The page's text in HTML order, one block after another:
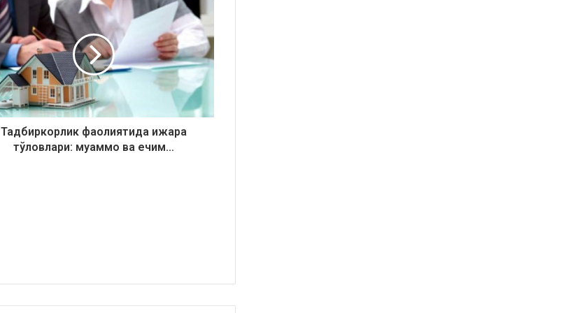
Тадбиркорлик фаолиятида ижара
тўловлари: муаммо ва ечим…